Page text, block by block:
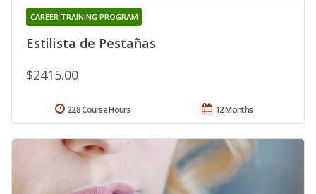
Estilista de Pestañas
CAREER TRAINING PROGRAM
$2415.00
12 Months
228 Course Hours